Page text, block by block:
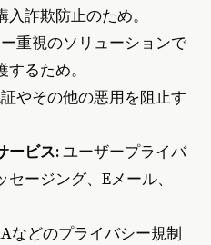
詐欺防止のため。
重視のソリューションで
るため。
やその他の悪用を阻止す
ービス:ユーザープライバ
ージング、Eメール、
などのプライバシー規制